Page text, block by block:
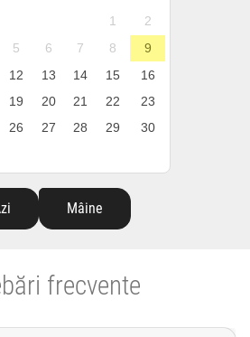
1
2
5 6 7 8
9
12 13 14 15
16
19 20 21 22
23
26 27 28 29
30
Mâine
frecvente